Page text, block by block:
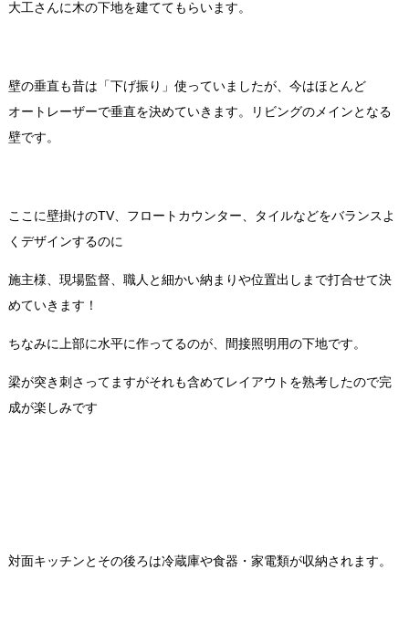
大工さんに木の下地を建ててもらいます。
壁の垂直も昔は「下げ振り」使っていましたが、今はほとんど
オートレーザーで垂直を決めていきます。リビングのメインとなる
壁です。
ここに壁掛けのTV、フロートカウンター、タイルなどをバランスよ
くデザインするのに
施主様、現場監督、職人と細かい納まりや位置出しまで打合せて決
めていきます！
ちなみに上部に水平に作ってるのが、間接照明用の下地です。
梁が突き刺さってますがそれも含めてレイアウトを熟考したので完
成が楽しみです
対面キッチンとその後ろは冷蔵庫や食器・家電類が収納されます。